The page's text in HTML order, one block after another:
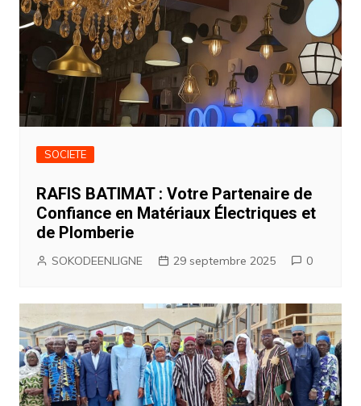
SOCIETE
RAFIS BATIMAT : Votre Partenaire de
Confiance en Matériaux Électriques et
de Plomberie
SOKODEENLIGNE 29 septembre 2025 0